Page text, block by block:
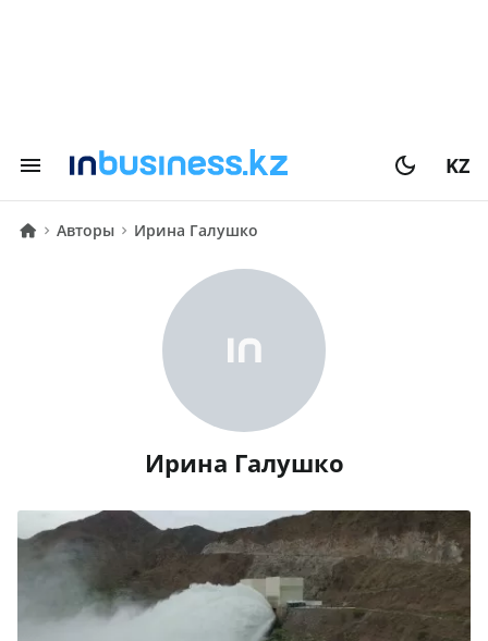
KZ
Авторы Ирина Галушко
Ирина Галушко